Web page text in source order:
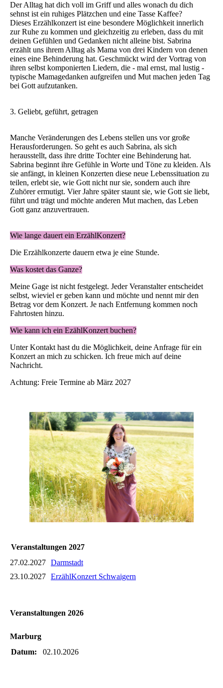
Der Alltag hat dich voll im Griff und alles wonach du dich
sehnst ist ein ruhiges Plätzchen und eine Tasse Kaffee?
Dieses Erzählkonzert ist eine besondere Möglichkeit innerlich
zur Ruhe zu kommen und gleichzeitig zu erleben, dass du mit
deinen Gefühlen und Gedanken nicht alleine bist. Sabrina
erzählt uns ihrem Alltag als Mama von drei Kindern von denen
eines eine Behinderung hat. Geschmückt wird der Vortrag von
ihren selbst komponierten Liedern, die - mal ernst, mal lustig -
typische Mamagedanken aufgreifen und Mut machen jeden Tag
bei Gott aufzutanken.
3. Geliebt, geführt, getragen
Manche Veränderungen des Lebens stellen uns vor große
Herausforderungen. So geht es auch Sabrina, als sich
herausstellt, dass ihre dritte Tochter eine Behinderung hat.
Sabrina beginnt ihre Gefühle in Worte und Töne zu kleiden. Als
sie anfängt, in kleinen Konzerten diese neue Lebenssituation zu
teilen, erlebt sie, wie Gott nicht nur sie, sondern auch ihre
Zuhörer ermutigt. Vier Jahre später staunt sie, wie Gott sie liebt,
führt und trägt und möchte anderen Mut machen, das Leben
Gott ganz anzuvertrauen.
Wie lange dauert ein ErzählKonzert?
Die Erzählkonzerte dauern etwa je eine Stunde.
Was kostet das Ganze?
Meine Gage ist nicht festgelegt. Jeder Veranstalter entscheidet
selbst, wieviel er geben kann und möchte und nennt mir den
Betrag vor dem Konzert. Je nach Entfernung kommen noch
Fahrtosten hinzu.
Wie kann ich ein EzählKonzert buchen?
Unter Kontakt hast du die Möglichkeit, deine Anfrage für ein
Konzert an mich zu schicken. Ich freue mich auf deine
Nachricht.
Achtung: Freie Termine ab März 2027
Veranstaltungen 2027
27.02.2027 Darmstadt
23.10.2027 ErzählKonzert Schwaigern
Veranstaltungen 2026
Marburg
Datum:
02.10.2026